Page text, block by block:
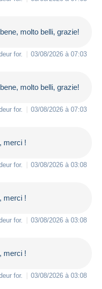
molto belli, grazie!
for. 03/08/2026 à 07:03
molto belli, grazie!
for. 03/08/2026 à 07:03
merci !
for. 03/08/2026 à 03:08
merci !
for. 03/08/2026 à 03:08
merci !
for. 03/08/2026 à 03:08